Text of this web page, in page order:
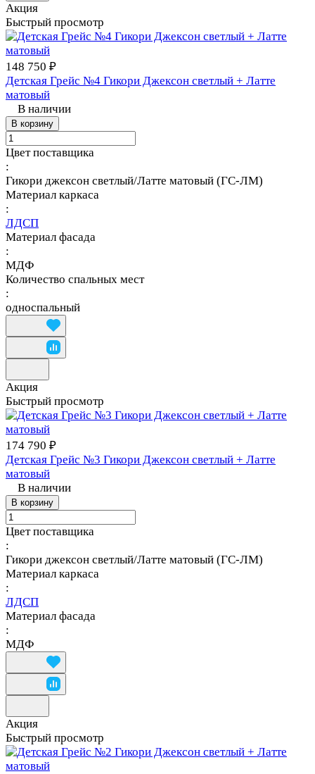
Акция
Быстрый просмотр
148 750 ₽
Детская Грейс №4 Гикори Джексон светлый + Латте
матовый
В наличии
В корзину
Цвет поставщика
:
Гикори джексон светлый/Латте матовый (ГС-ЛМ)
Материал каркаса
:
ЛДСП
Материал фасада
:
МДФ
Количество спальных мест
:
односпальный
Акция
Быстрый просмотр
174 790 ₽
Детская Грейс №3 Гикори Джексон светлый + Латте
матовый
В наличии
В корзину
Цвет поставщика
:
Гикори джексон светлый/Латте матовый (ГС-ЛМ)
Материал каркаса
:
ЛДСП
Материал фасада
:
МДФ
Акция
Быстрый просмотр